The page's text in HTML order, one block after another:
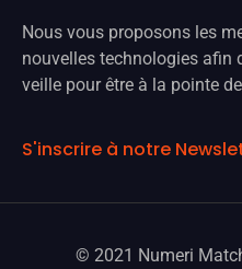
Nous vous proposons les
nouvelles technologies afin
veille pour être à la pointe
S'inscrire à notre
© 2021 Numeri